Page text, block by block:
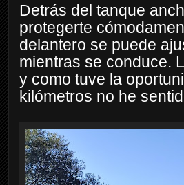
Detrás del tanque
protegerte
delantero se puede
mientras se conduce.
y como tuve la
kilómetros no he